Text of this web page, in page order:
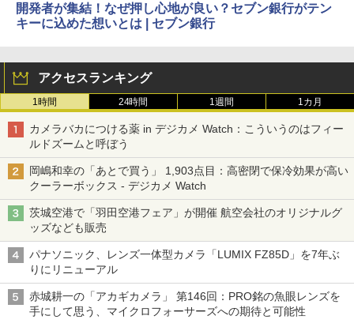
開発者が集結！なぜ押し心地が良い？セブン銀行がテン
キーに込めた想いとは | セブン銀行
アクセスランキング
1時間 24時間 1週間 1カ月
カメラバカにつける薬 in デジカメ Watch：こういうのはフィー
ルドズームと呼ぼう
岡嶋和幸の「あとで買う」 1,903点目：高密閉で保冷効果が高い
クーラーボックス - デジカメ Watch
茨城空港で「羽田空港フェア」が開催 航空会社のオリジナルグ
ッズなども販売
パナソニック、レンズ一体型カメラ「LUMIX FZ85D」を7年ぶ
りにリニューアル
赤城耕一の「アカギカメラ」 第146回：PRO銘の魚眼レンズを
手にして思う、マイクロフォーサーズへの期待と可能性